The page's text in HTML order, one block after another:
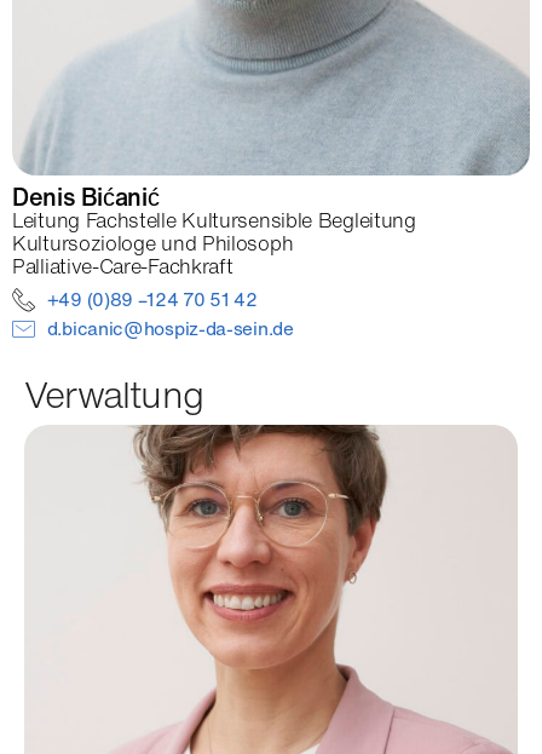
Denis Bićanić
Leitung Fachstelle Kultursensible Begleitung
Kultursoziologe und Philosoph
Palliative-Care-Fachkraft
+49 (0)89 –124 70 51 42
d.bicanic@hospiz-da-sein.de
Verwaltung